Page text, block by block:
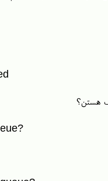
هستن؟